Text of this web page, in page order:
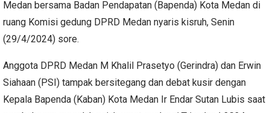
Medan bersama Badan Pendapatan (Bapenda) Kota Medan di
ruang Komisi gedung DPRD Medan nyaris kisruh, Senin
(29/4/2024) sore.
Anggota DPRD Medan M Khalil Prasetyo (Gerindra) dan Erwin
Siahaan (PSI) tampak bersitegang dan debat kusir dengan
Kepala Bapenda (Kaban) Kota Medan Ir Endar Sutan Lubis saat